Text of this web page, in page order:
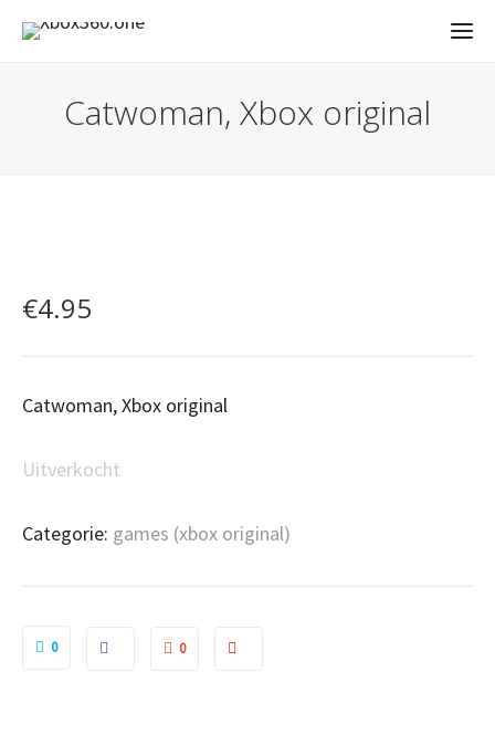
Catwoman, Xbox original
€4.95
Catwoman, Xbox original
Uitverkocht
Categorie: games (xbox original)
0 0